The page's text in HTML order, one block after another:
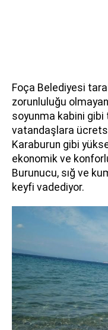
Foça Belediyesi
zorunluluğu
soyunma kabini
vatandaşlara
Karaburun gibi
ekonomik ve
Burunucu, sığ ve
keyfi vadediyor.